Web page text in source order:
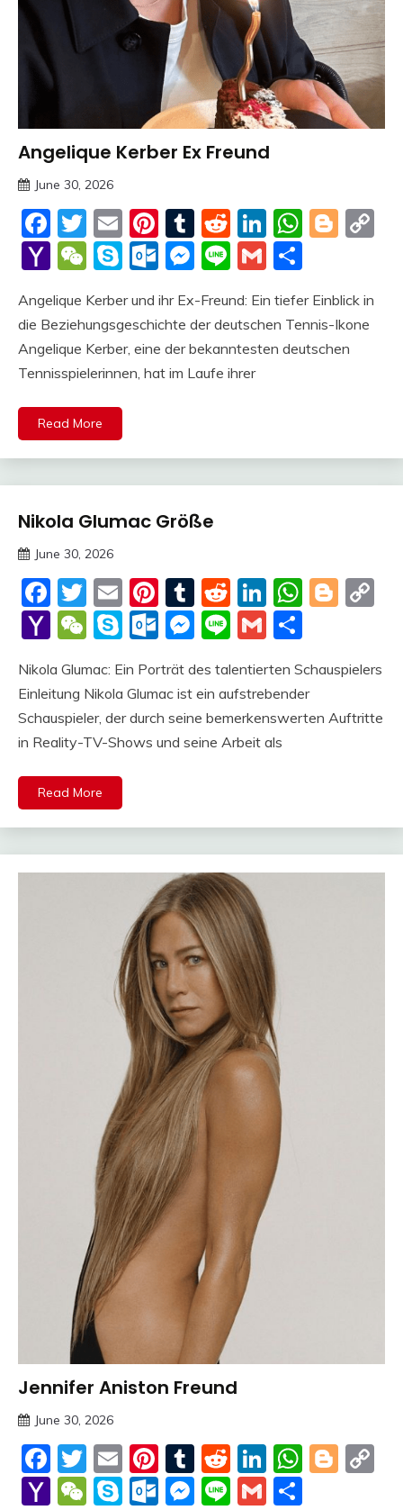
Trends
Angelique Kerber Ex Freund
June 30, 2026
Meme
Facebook
Twitter
EmailPinterest
Tumblr
Reddit
LinkedIn
Yahoo
WeChat
SkypeOutlook.com
Messenger
LineGmail
Angelique Kerber und ihr Ex-Freund: Ein tiefer Einblick in
die Beziehungsgeschichte der deutschen Tennis-Ikone
Angelique Kerber, eine der bekanntesten deutschen
Tennisspielerinnen, hat im Laufe ihrer
Read More
Trends
Nikola Glumac Größe
June 30, 2026
Meme
Facebook
Twitter
EmailPinterest
Tumblr
Reddit
LinkedIn
Yahoo
WeChat
SkypeOutlook.com
Messenger
LineGmail
Nikola Glumac: Ein Porträt des talentierten Schauspielers
Einleitung Nikola Glumac ist ein aufstrebender
Schauspieler, der durch seine bemerkenswerten Auftritte
in Reality-TV-Shows und seine Arbeit als
Read More
Trends
Jennifer Aniston Freund
June 30, 2026
Meme
Facebook
Twitter
EmailPinterest
Tumblr
Reddit
LinkedIn
Yahoo
WeChat
SkypeOutlook.com
Messenger
LineGmail